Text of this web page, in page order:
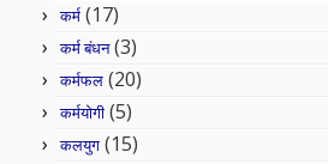
कर्म (17)
कर्म बंधन(3)
कर्मफल (20)
कर्मयोगी (5)
कलयुग (15)